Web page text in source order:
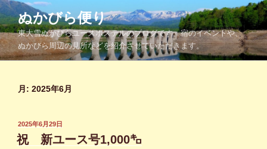
コ
ン
テ
ン
ツ
ぬかびら便り
東大雪ぬかびらユースホステルのブログです。宿のイベントや、
ぬかびら周辺の見所などを紹介させていただきます。
月: 2025年6月
投
稿
日:
2025年6月29日
祝 新ユース号1,000㌔